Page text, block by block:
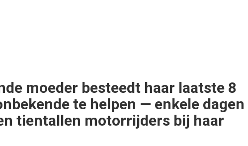
moeder besteedt haar laatste 8
te helpen — enkele dagen
tientallen motorrijders bij haar